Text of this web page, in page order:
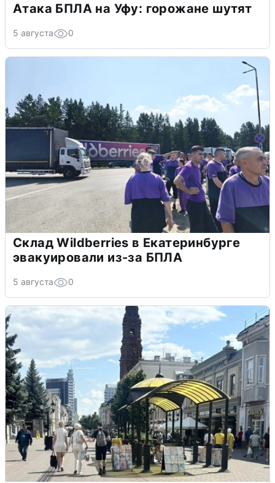
Атака БПЛА на Уфу: горожане шутят
5 августа 0
Склад Wildberries в Екатеринбурге
эвакуировали из-за БПЛА
5 августа 0